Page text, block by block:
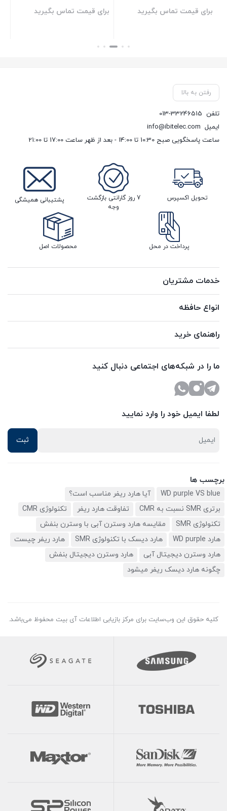
برای قیمت تماس بگیرید برای قیمت تماس بگیرید
بستن
رفتن به بالا
تلفن 013-33246515
ایمیل info@ibitelec.com
ساعت پاسخگویی صبح 10:30 تا 14:00 - بعد از ظهر ساعت 17:00 تا 21:00
تحویل اکسپرس
7 روز گارانتی بازگشت
وجه
پشتیبانی همیشگی
پرداخت در محل محصولات اصل
خدمات مشتریان
انواع حافظه
راهنمای خرید
ما را در شبکه‌های اجتماعی دنبال کنید
لطفا ایمیل خود را وارد نمایید
برچسب ها
WD purple VS blue
آیا هارد ریفر مناسب است؟
برتری SMR نسبت به CMR
تفاوقت هارد ریفر
تکنولوژی CMR
تکنولوژی SMR
مقایسه هارد وسترن آبی با وسترن بنفش
هارد WD purple
هارد دیسک با تکنولوژی SMR
هارد ریفر چیست
هارد وسترن دیجیتال آبی
هارد وسترن دیجیتال بنفش
چگونه هارد دیسک ریفر میشود
کلیه حقوق این وب‌سایت برای مرکز بازیابی اطلاعات آی بیت محفوظ می‌باشد.